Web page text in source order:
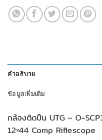
คำอธิบาย
ข้อมูลเพิ่มเติม
กล้องติดปืน UTG – O-
12×44 Comp Riflescope